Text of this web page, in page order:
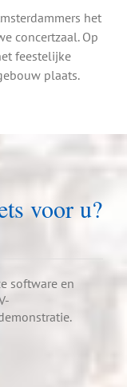
het
concertzaal. Op
feestelijke
plaats.
voor u?
software en